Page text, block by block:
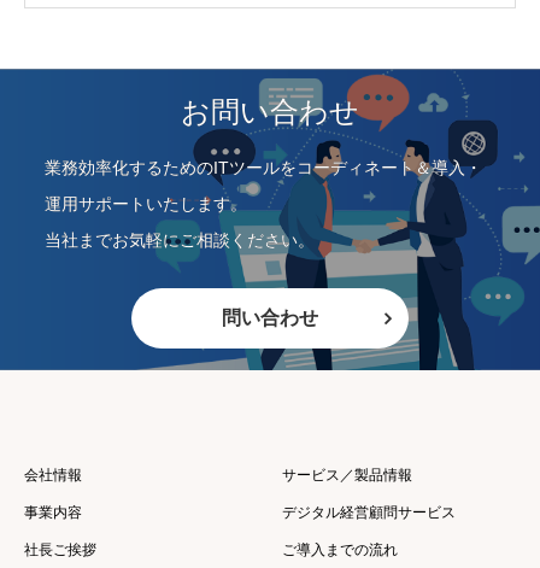
お問い合わせ
業務効率化するためのITツールをコーディネート＆導入・
運用サポートいたします。
当社までお気軽にご相談ください。
問い合わせ
会社情報
事業内容
社長ご挨拶
サービス／製品情報
デジタル経営顧問サービス
ご導入までの流れ